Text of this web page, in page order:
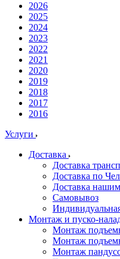
2026
2025
2024
2023
2022
2021
2020
2019
2018
2017
2016
Услуги
Доставка
Доставка
Доставка по
Доставка
Самовывоз
Монтаж и пуско-
Монтаж
Монтаж
Монтаж